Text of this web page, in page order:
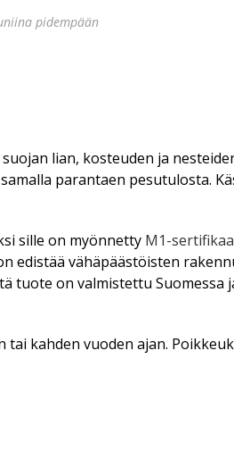
pidempään
lian, kosteuden ja
parantaen pesutulosta.
sille on myönnetty M1-
edistää vähäpäästöisten
tuote on valmistettu Suomessa
kahden vuoden ajan.